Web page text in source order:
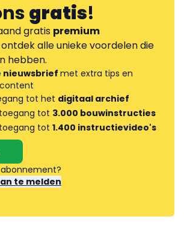
gratis!
gratis premium
alle unieke voordelen die
hebben.
nieuwsbriefmet extra tips en
tot het digitaal archief
tot 3.000 bouwinstructies
tot 1.400 instructievideo's
te melden